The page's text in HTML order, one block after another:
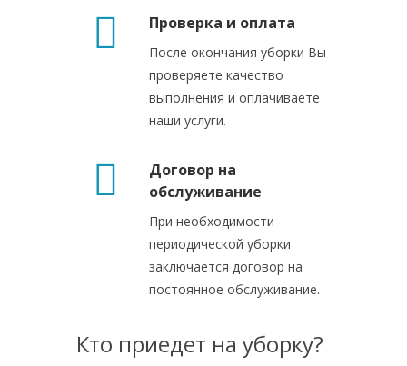
Проверка и оплата
После окончания уборки Вы
проверяете качество
выполнения и оплачиваете
наши услуги.
Договор на
обслуживание
При необходимости
периодической уборки
заключается договор на
постоянное обслуживание.
Кто приедет на уборку?